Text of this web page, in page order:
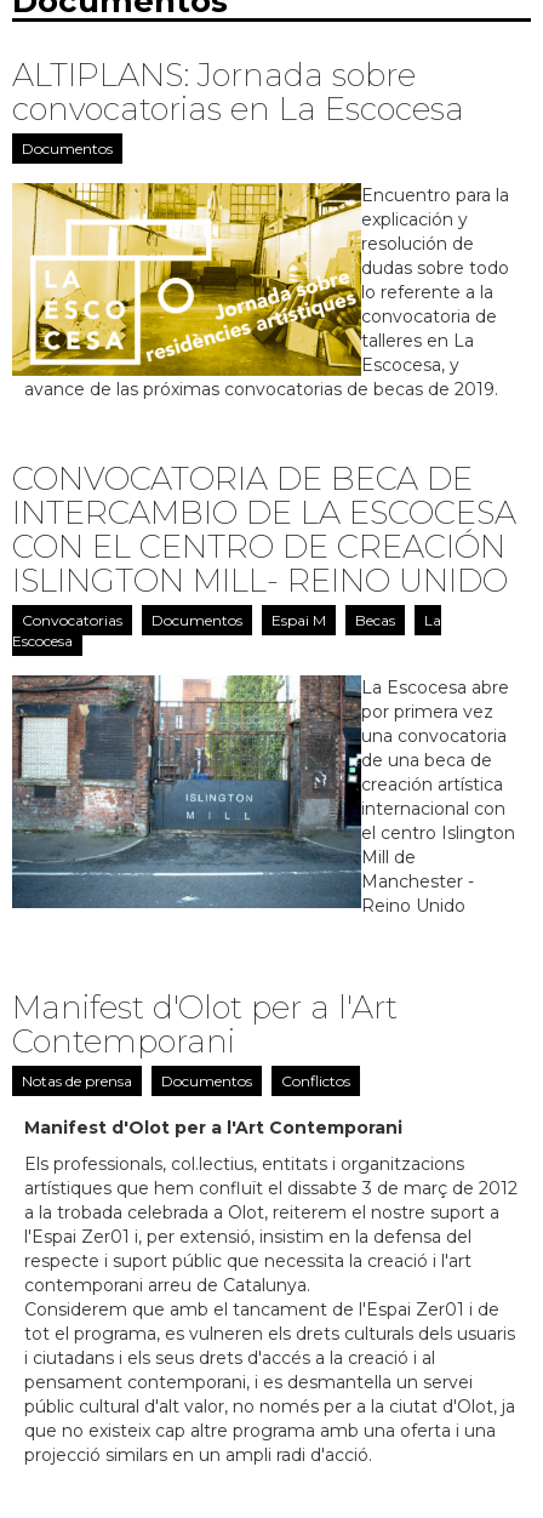
ALTIPLANS: Jornada sobre
convocatorias en La Escocesa
Documentos
Encuentro para la
explicación y
resolución de
dudas sobre todo
lo referente a la
convocatoria de
talleres en La
Escocesa, y
avance de las próximas convocatorias de becas de 2019.
CONVOCATORIA DE BECA DE
INTERCAMBIO DE LA ESCOCESA
CON EL CENTRO DE CREACIÓN
ISLINGTON MILL- REINO UNIDO
Convocatorias Documentos Espai M Becas
La
Escocesa
La Escocesa abre
por primera vez
una convocatoria
de una beca de
creación artística
internacional con
el centro Islington
Mill de
Manchester -
Reino Unido
Manifest d'Olot per a l'Art
Contemporani
Notas de prensa Documentos Conflictos
Manifest d'Olot per a l'Art Contemporani
Els professionals, col.lectius, entitats i organitzacions
artístiques que hem confluït el dissabte 3 de març de 2012
a la trobada celebrada a Olot, reiterem el nostre suport a
l'Espai Zer01 i, per extensió, insistim en la defensa del
respecte i suport públic que necessita la creació i l'art
contemporani arreu de Catalunya.
Considerem que amb el tancament de l'Espai Zer01 i de
tot el programa, es vulneren els drets culturals dels usuaris
i ciutadans i els seus drets d'accés a la creació i al
pensament contemporani, i es desmantella un servei
públic cultural d'alt valor, no només per a la ciutat d'Olot, ja
que no existeix cap altre programa amb una oferta i una
projecció similars en un ampli radi d'acció.